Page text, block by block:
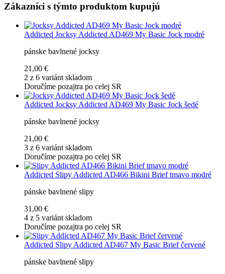
Zákazníci s týmto produktom kupujú
Addicted Jocksy Addicted AD469 My Basic Jock modré
pánske bavlnené jocksy
21,00 €
2 z 6 variánt skladom
Doručíme pozajtra po celej SR
Addicted Jocksy Addicted AD469 My Basic Jock šedé
pánske bavlnené jocksy
21,00 €
3 z 6 variánt skladom
Doručíme pozajtra po celej SR
Addicted Slipy Addicted AD466 Bikini Brief tmavo modré
pánske bavlnené slipy
31,00 €
4 z 5 variánt skladom
Doručíme pozajtra po celej SR
Addicted Slipy Addicted AD467 My Basic Brief červené
pánske bavlnené slipy